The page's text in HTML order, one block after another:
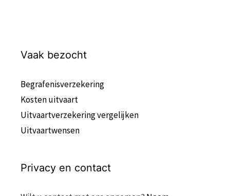
Vaak bezocht
Begrafenisverzekering
Kosten uitvaart
Uitvaartverzekering vergelijken
Uitvaartwensen
Privacy en contact